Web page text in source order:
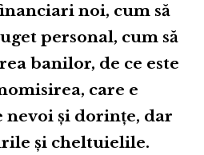
noi, cum să
personal, cum să
banilor, de ce este
care e
și dorințe, dar
și cheltuielile.